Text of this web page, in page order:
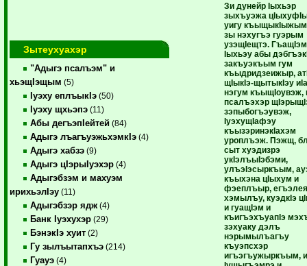
Зытеухуахэр
"Адыгэ псалъэм" и
хьэщIэщым (5)
Iуэху еплъыкIэ (50)
Iуэху щхьэпэ (11)
Абы дегъэпIейтей (84)
Адыгэ лъагъуэжьхэмкIэ (4)
Адыгэ хабзэ (9)
Адыгэ цIэрыIуэхэр (4)
Адыгэбзэм и махуэм
ирихьэлIэу (11)
Адыгэбзэр ядж (4)
Банк Iуэхухэр (29)
БэнэкIэ хуит (2)
Гу зылъытапхъэ (214)
Гуауэ (4)
Зи дунейр Iыхьэр
зыхъуэжа
уигу
зы нэхугъэ гуэрым
узэщIещтэ.
Iыхьэу абы
закъуэкъым гум
къыдридзеижыр,
щIыкIэ-щытыкIэу
нэгум къыщIоувэж,
псалъэхэр
зэпыбогъэувэж,
IуэхущIафэу
къызэринэкIахэм
уроплъэж. Пэжщ,
сыт хуэдизрэ
укIэлъыIэбэми,
улъэIэсыркъым,
къыхэна цIыхум и
фэеплъыр,
хэмылъу, куэдкIэ
и гуащIэм и
къигъэхъуапIэ
зэхуаку дэлъ
нэрымылъагъу
къуэпсхэр
игъэгъужыркъым,